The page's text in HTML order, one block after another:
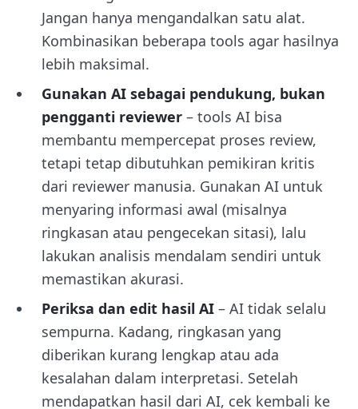
Jangan hanya mengandalkan satu alat.
Kombinasikan beberapa tools agar hasilnya
lebih maksimal.
Gunakan AI sebagai pendukung, bukan
pengganti reviewer – tools AI bisa
membantu mempercepat proses review,
tetapi tetap dibutuhkan pemikiran kritis
dari reviewer manusia. Gunakan AI untuk
menyaring informasi awal (misalnya
ringkasan atau pengecekan sitasi), lalu
lakukan analisis mendalam sendiri untuk
memastikan akurasi.
Periksa dan edit hasil AI – AI tidak selalu
sempurna. Kadang, ringkasan yang
diberikan kurang lengkap atau ada
kesalahan dalam interpretasi. Setelah
mendapatkan hasil dari AI, cek kembali ke